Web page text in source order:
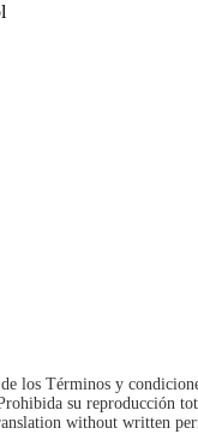
los Términos y
su reproducción
without written